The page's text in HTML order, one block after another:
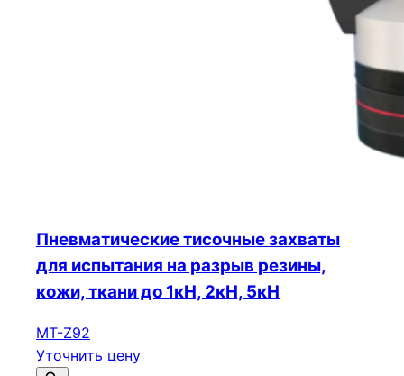
Пневматические тисочные захваты
для испытания на разрыв резины,
кожи, ткани до 1кН, 2кН, 5кН
МТ-Z92
Уточнить цену